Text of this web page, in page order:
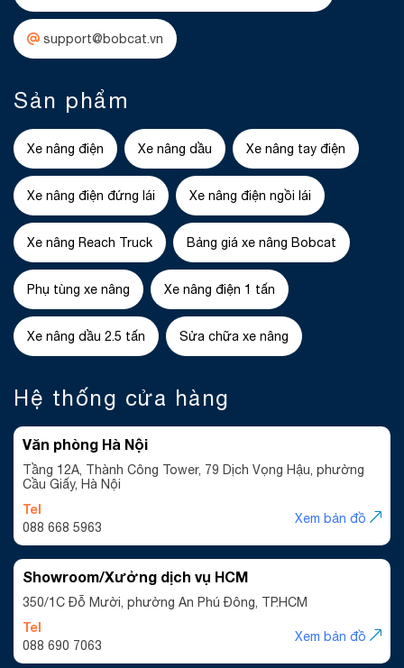
support@bobcat.vn
Sản phẩm
Xe nâng điện Xe nâng dầu Xe nâng tay điện
Xe nâng điện đứng lái Xe nâng điện ngồi lái
Xe nâng Reach Truck Bảng giá xe nâng Bobcat
Phụ tùng xe nâng Xe nâng điện 1 tấn
Xe nâng dầu 2.5 tấn Sửa chữa xe nâng
Hệ thống cửa hàng
Văn phòng Hà Nội
Tầng 12A, Thành Công Tower, 79 Dịch Vọng Hậu, phường
Cầu Giấy, Hà Nội
Tel
088 668 5963
Xem bản đồ
Showroom/Xưởng dịch vụ HCM
350/1C Đỗ Mười, phường An Phú Đông, TP.HCM
Tel
088 690 7063
Xem bản đồ